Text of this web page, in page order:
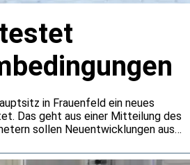
in Frauenfeld ein neues
Das geht aus einer Mitteilung des
sollen Neuentwicklungen aus
hinausgehen.